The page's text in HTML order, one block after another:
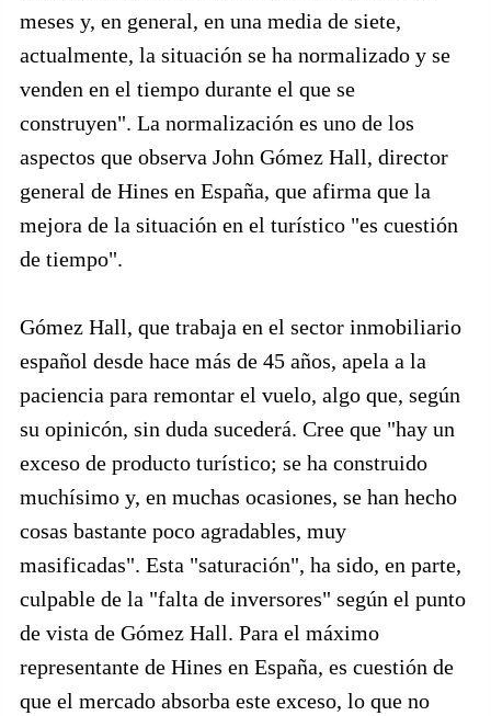
meses y, en general, en una media de siete,
actualmente, la situación se ha normalizado y se
venden en el tiempo durante el que se
construyen". La normalización es uno de los
aspectos que observa John Gómez Hall, director
general de Hines en España, que afirma que la
mejora de la situación en el turístico "es cuestión
de tiempo".
Gómez Hall, que trabaja en el sector inmobiliario
español desde hace más de 45 años, apela a la
paciencia para remontar el vuelo, algo que, según
su opinicón, sin duda sucederá. Cree que "hay un
exceso de producto turístico; se ha construido
muchísimo y, en muchas ocasiones, se han hecho
cosas bastante poco agradables, muy
masificadas". Esta "saturación", ha sido, en parte,
culpable de la "falta de inversores" según el punto
de vista de Gómez Hall. Para el máximo
representante de Hines en España, es cuestión de
que el mercado absorba este exceso, lo que no